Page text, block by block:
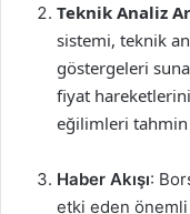
Teknik Analiz
sistemi, teknik
göstergeleri
fiyat
eğilimleri
Haber Akışı:
etki eden önemli